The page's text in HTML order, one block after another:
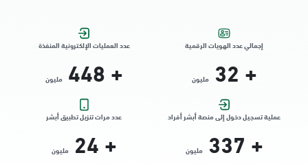
إجمالي عدد الهويات الرقمية
+
32 مليون
عدد العمليات الإلكترونية المنفذة
+
448 مليون
عملية تسجيل دخول إلى منصة أبشر أفراد
+
337 مليون
عدد مرات تنزيل تطبيق أبشر
+
24 مليون